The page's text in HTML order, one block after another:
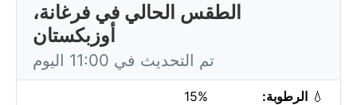
الطقس الحالي في فرغانة،
أوزبكستان
تم التحديث في 11:00 اليوم
💧 الرطوبة: 15%